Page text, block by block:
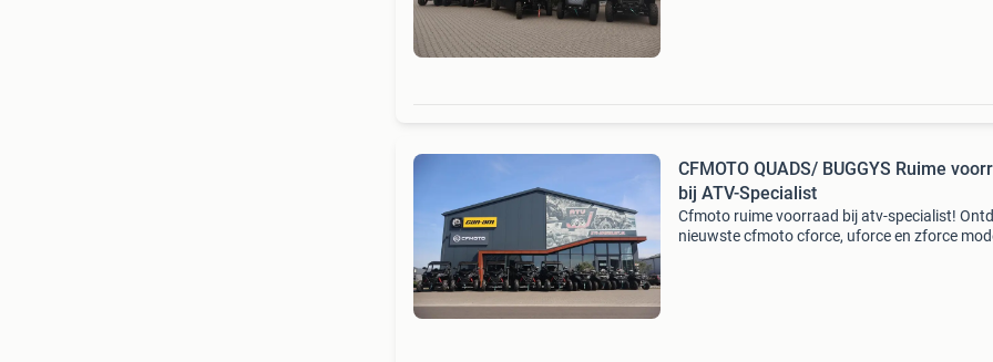
CFMOTO QUADS/ BUGGYS Ruime
bij ATV-Specialist
Cfmoto ruime voorraad bij atv-specialist!
nieuwste cfmoto cforce, uforce en zforce